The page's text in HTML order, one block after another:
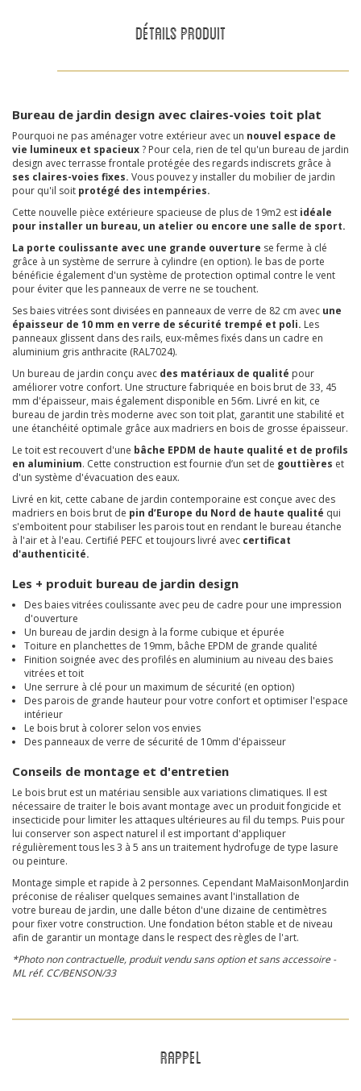
DÉTAILS PRODUIT
Bureau de jardin design avec claires-voies toit plat
Pourquoi ne pas aménager votre extérieur avec un nouvel espace de
vie lumineux et spacieux? Pour cela, rien de tel qu'un bureau de jardin
design avec terrasse frontale protégée des regards indiscrets grâce à
ses claires-voies fixes. Vous pouvez y installer du mobilier de jardin
pour qu'il soit protégé des intempéries.
Cette nouvelle pièce extérieure spacieuse de plus de 19m2 est idéale
pour installer un bureau, un atelier ou encore une salle de sport.
La porte coulissante avec une grande ouverture se ferme à clé
grâce à un système de serrure à cylindre (en option). le bas de porte
bénéficie également d'un système de protection optimal contre le vent
pour éviter que les panneaux de verre ne se touchent.
Ses baies vitrées sont divisées en panneaux de verre de 82 cm avec une
épaisseur de 10 mm en verre de sécurité trempé et poli. Les
panneaux glissent dans des rails, eux-mêmes fixés dans un cadre en
aluminium gris anthracite (RAL7024).
Un bureau de jardin conçu avec des matériaux de qualité pour
améliorer votre confort. Une structure fabriquée en bois brut de 33, 45
mm d'épaisseur, mais également disponible en 56m. Livré en kit, ce
bureau de jardin très moderne avec son toit plat, garantit une stabilité et
une étanchéité optimale grâce aux madriers en bois de grosse épaisseur.
Le toit est recouvert d'une bâche EPDM de haute qualité et de profils
en aluminium. Cette construction est fournie d’un set de gouttières et
d'un système d'évacuation des eaux.
Livré en kit, cette cabane de jardin contemporaine est conçue avec des
madriers en bois brut de pin d’Europe du Nord de haute qualité qui
s'emboitent pour stabiliser les parois tout en rendant le bureau étanche
à l'air et à l'eau. Certifié PEFC et toujours livré avec certificat
d'authenticité.
Les + produit bureau de jardin design
Des baies vitrées coulissante avec peu de cadre pour une impression
d'ouverture
Un bureau de jardin design à la forme cubique et épurée
Toiture en planchettes de 19mm, bâche EPDM de grande qualité
Finition soignée avec des profilés en aluminium au niveau des baies
vitrées et toit
Une serrure à clé pour un maximum de sécurité (en option)
Des parois de grande hauteur pour votre confort et optimiser l'espace
intérieur
Le bois brut à colorer selon vos envies
Des panneaux de verre de sécurité de 10mm d'épaisseur
Conseils de montage et d'entretien
Le bois brut est un matériau sensible aux variations climatiques. Il est
nécessaire de traiter le bois avant montage avec un produit fongicide et
insecticide pour limiter les attaques ultérieures au fil du temps. Puis pour
lui conserver son aspect naturel il est important d'appliquer
régulièrement tous les 3 à 5 ans un traitement hydrofuge de type lasure
ou peinture.
Montage simple et rapide à 2 personnes. Cependant MaMaisonMonJardin
préconise de réaliser quelques semaines avant l'installation de
votre bureau de jardin, une dalle béton d'une dizaine de centimètres
pour fixer votre construction. Une fondation béton stable et de niveau
afin de garantir un montage dans le respect des règles de l'art.
*Photo non contractuelle, produit vendu sans option et sans accessoire -
ML réf. CC/BENSON/33
RAPPEL